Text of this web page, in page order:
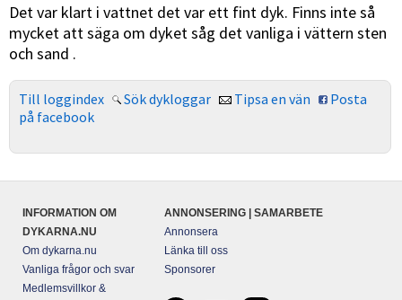
Det var klart i vattnet det var ett fint dyk. Finns inte så
mycket att säga om dyket såg det vanliga i vättern sten
och sand .
Till loggindex Sök dykloggar Tipsa en vän
Posta
på facebook
INFORMATION OM
DYKARNA.NU
Om dykarna.nu
Vanliga frågor och svar
Medlemsvillkor &
ANNONSERING | SAMARBETE
Annonsera
Länka till oss
Sponsorer